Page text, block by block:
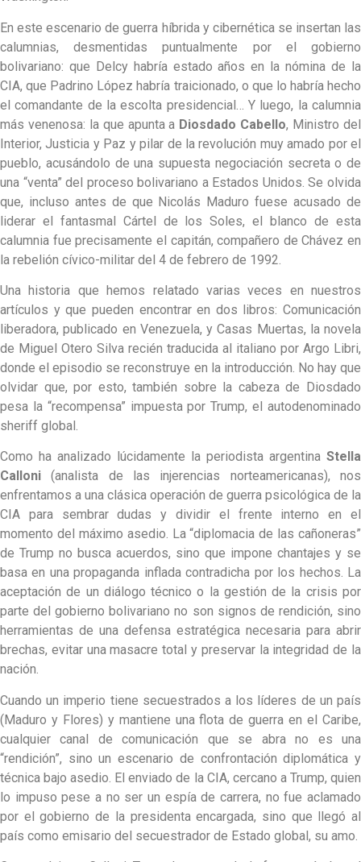
En este escenario de guerra híbrida y cibernética se insertan las
calumnias, desmentidas puntualmente por el gobierno
bolivariano: que Delcy habría estado años en la nómina de la
CIA, que Padrino López habría traicionado, o que lo habría hecho
el comandante de la escolta presidencial… Y luego, la calumnia
más venenosa: la que apunta a Diosdado Cabello, Ministro del
Interior, Justicia y Paz y pilar de la revolución muy amado por el
pueblo, acusándolo de una supuesta negociación secreta o de
una “venta” del proceso bolivariano a Estados Unidos. Se olvida
que, incluso antes de que Nicolás Maduro fuese acusado de
liderar el fantasmal Cártel de los Soles, el blanco de esta
calumnia fue precisamente el capitán, compañero de Chávez en
la rebelión cívico-militar del 4 de febrero de 1992.
Una historia que hemos relatado varias veces en nuestros
artículos y que pueden encontrar en dos libros: Comunicación
liberadora, publicado en Venezuela, y Casas Muertas, la novela
de Miguel Otero Silva recién traducida al italiano por Argo Libri,
donde el episodio se reconstruye en la introducción. No hay que
olvidar que, por esto, también sobre la cabeza de Diosdado
pesa la “recompensa” impuesta por Trump, el autodenominado
sheriff global.
Como ha analizado lúcidamente la periodista argentina Stella
Calloni (analista de las injerencias norteamericanas), nos
enfrentamos a una clásica operación de guerra psicológica de la
CIA para sembrar dudas y dividir el frente interno en el
momento del máximo asedio. La “diplomacia de las cañoneras”
de Trump no busca acuerdos, sino que impone chantajes y se
basa en una propaganda inflada contradicha por los hechos. La
aceptación de un diálogo técnico o la gestión de la crisis por
parte del gobierno bolivariano no son signos de rendición, sino
herramientas de una defensa estratégica necesaria para abrir
brechas, evitar una masacre total y preservar la integridad de la
nación.
Cuando un imperio tiene secuestrados a los líderes de un país
(Maduro y Flores) y mantiene una flota de guerra en el Caribe,
cualquier canal de comunicación que se abra no es una
“rendición”, sino un escenario de confrontación diplomática y
técnica bajo asedio. El enviado de la CIA, cercano a Trump, quien
lo impuso pese a no ser un espía de carrera, no fue aclamado
por el gobierno de la presidenta encargada, sino que llegó al
país como emisario del secuestrador de Estado global, su amo.